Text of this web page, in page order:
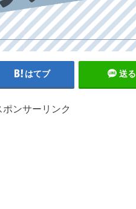
はてブ 送る
ポンサーリンク